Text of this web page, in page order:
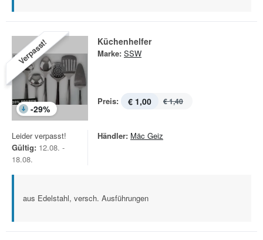
Verpasst!
-29%
Küchenhelfer
Marke: SSW
Preis: € 1,00 € 1,40
Leider verpasst!
Gültig: 12.08. -
18.08.
Händler: Mäc Geiz
aus Edelstahl, versch. Ausführungen